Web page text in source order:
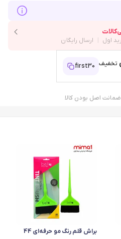
تخفیف first30
ضمانت اصل بودن کالا
براش قلم رنگ مو حرفه‌ای 44